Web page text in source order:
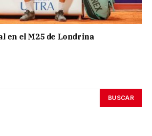
en el M25 de Londrina